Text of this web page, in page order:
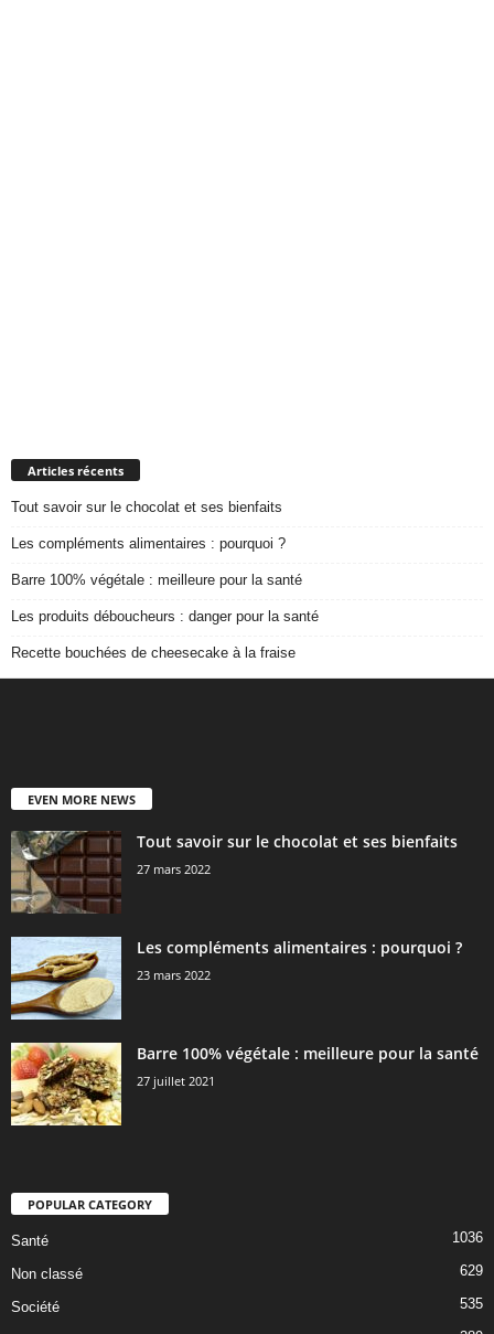
Articles récents
Tout savoir sur le chocolat et ses bienfaits
Les compléments alimentaires : pourquoi ?
Barre 100% végétale : meilleure pour la santé
Les produits déboucheurs : danger pour la santé
Recette bouchées de cheesecake à la fraise
EVEN MORE NEWS
Tout savoir sur le chocolat et ses bienfaits
27 mars 2022
Les compléments alimentaires : pourquoi ?
23 mars 2022
Barre 100% végétale : meilleure pour la santé
27 juillet 2021
POPULAR CATEGORY
Santé 1036
Non classé 629
Société 535